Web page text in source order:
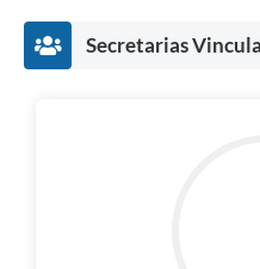
Secretarias